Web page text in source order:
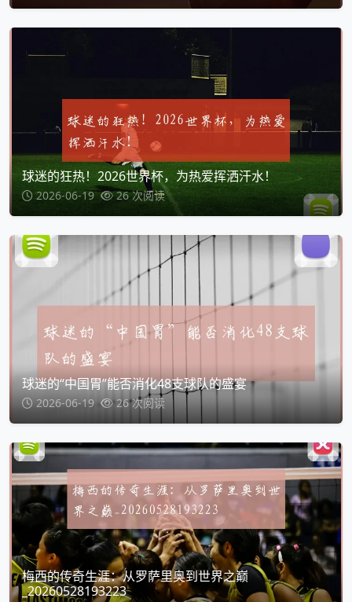
球迷的狂热！2026世界杯，为热爱挥洒汗水！
2026-06-19 26 次阅读
球迷的“中国胃”能否消化48支球队的盛宴
2026-06-19 26 次阅读
梅西的传奇生涯：从罗萨里奥到世界之巅
_20260528193223